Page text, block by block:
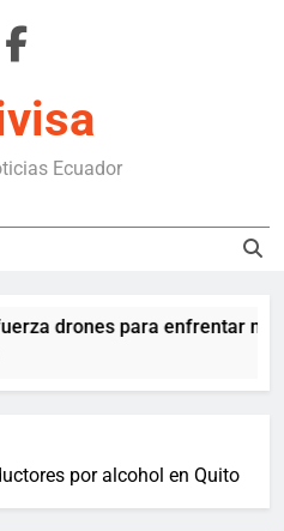
Ecuador
drones para enfrentar
por alcohol en Quito